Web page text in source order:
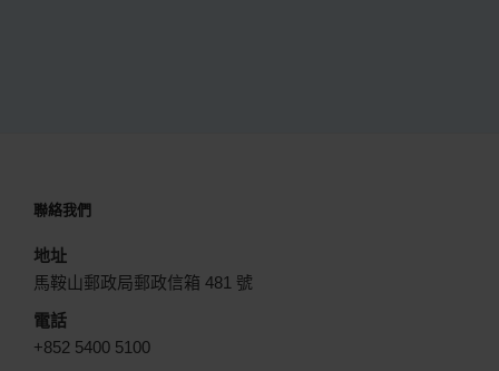
聯絡我們
地址
馬鞍山郵政局郵政信箱 481 號
電話
+852 5400 5100